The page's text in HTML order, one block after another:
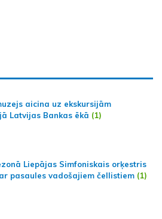
aicina uz ekskursijām
Latvijas Bankas ēkā (1)
Liepājas Simfoniskais orķestris
pasaules vadošajiem čellistiem (1)